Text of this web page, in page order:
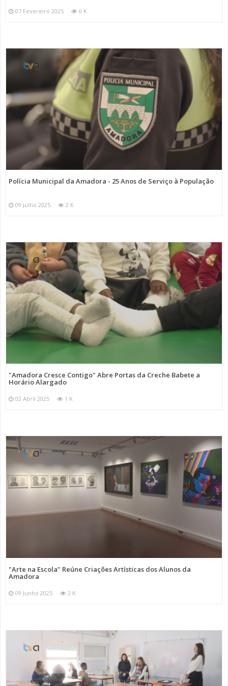
07 Fevereiro 2025 0 K
Polícia Municipal da Amadora - 25 Anos de Serviço à População
09 Julho 2025 2 K
"Amadora Cresce Contigo" Abre Portas da Creche Babete a
Horário Alargado
02 Abril 2025 1 K
"Arte na Escola" Reúne Criações Artísticas dos Alunos da
Amadora
09 Junho 2025 2 K